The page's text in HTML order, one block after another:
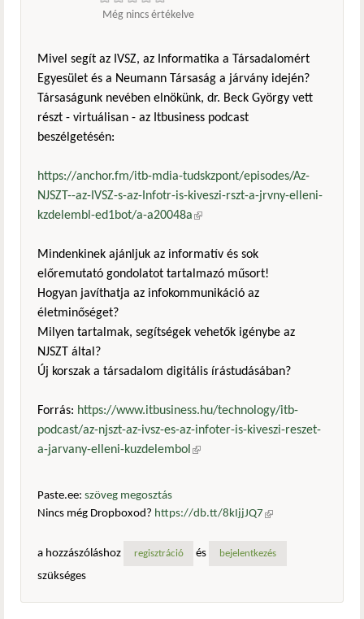
Még nincs értékelve
Mivel segít az IVSZ, az Informatika a Társadalomért
Egyesület és a Neumann Társaság a járvány idején?
Társaságunk nevében elnökünk, dr. Beck György vett
részt - virtuálisan - az Itbusiness podcast
beszélgetésén:
https://anchor.fm/itb-mdia-tudskzpont/episodes/Az-
NJSZT--az-IVSZ-s-az-Infotr-is-kiveszi-rszt-a-jrvny-elleni-
kzdelembl-ed1bot/a-a20048a(külső hivatkozás)
Mindenkinek ajánljuk az informatív és sok
előremutató gondolatot tartalmazó műsort!
Hogyan javíthatja az infokommunikáció az
életminőséget?
Milyen tartalmak, segítségek vehetők igénybe az
NJSZT által?
Új korszak a társadalom digitális írástudásában?
Forrás: https://www.itbusiness.hu/technology/itb-
podcast/az-njszt-az-ivsz-es-az-infoter-is-kiveszi-reszet-
a-jarvany-elleni-kuzdelembol(külső hivatkozás)
Paste.ee: szöveg megosztás
Nincs még Dropboxod? https://db.tt/8kIjjJQ7 (külső
a hozzászóláshoz
regisztráció és bejelentkezés
szükséges